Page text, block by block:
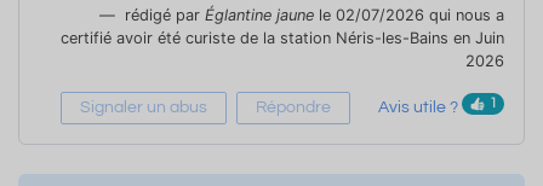
rédigé par Églantine jaune le 02/07/2026 qui nous a
certifié avoir été curiste de la station Néris-les-Bains en Juin
2026
Signaler un abus Répondre Avis utile ? 1